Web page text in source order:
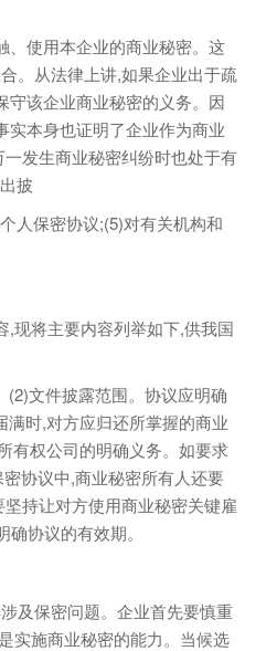
使用本企业的商业秘密。这
。从法律上讲,如果企业出于疏
守该企业商业秘密的义务。因
实本身也证明了企业作为商业
发生商业秘密纠纷时也处于有
披
人保密协议;(5)对有关机构和
将主要内容列举如下,供我国
文件披露范围。协议应明确
时,对方应归还所掌握的商业
有权公司的明确义务。如要求
协议中,商业秘密所有人还要
持让对方使用商业秘密关键雇
协议的有效期。
及保密问题。企业首先要慎重
实施商业秘密的能力。当候选